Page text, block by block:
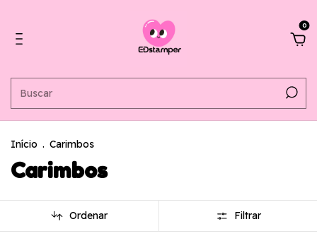
0
Início . Carimbos
Carimbos
Ordenar Filtrar